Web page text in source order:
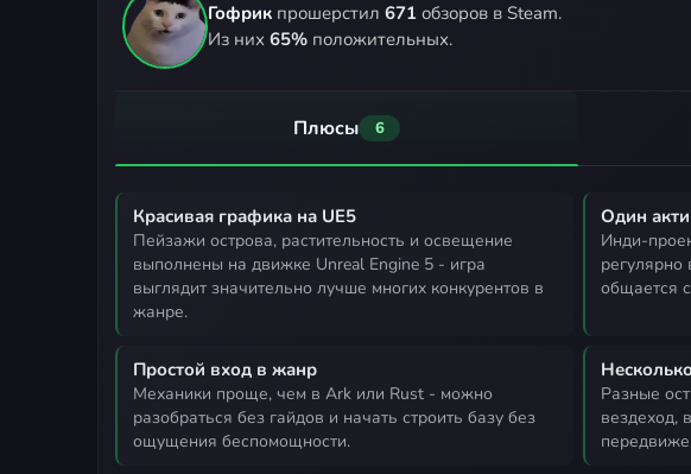
Гофрик прошерстил 671 обзоров в Steam.
Из них 65% положительных.
Плюсы 6
Красивая графика на UE5
пейзажи острова, растительность и освещение
выполнены на движке Unreal Engine 5 - игра
выглядит значительно лучше многих конкурентов в
жанре.
Один
инди-проект единственного автора, который
регулярно
общается
Простой вход в жанр
механики проще, чем в Ark или Rust - можно
разобраться без гайдов и начать строить базу без
ощущения беспомощности.
разные острова для исследования, лошадь,
вездеход,